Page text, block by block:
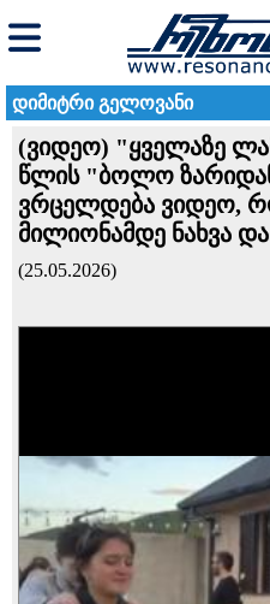
დიმიტრი გელოვანი
(ვიდეო) "ყველაზე
წლის "ბოლო
ვრცელდება ვიდეო,
მილიონამდე ნახვა
(25.05.2026)